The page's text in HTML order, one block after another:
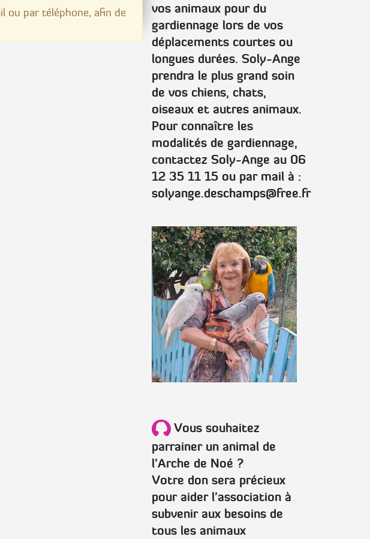
ou par téléphone, afin de
vos animaux pour du
gardiennage lors de vos
déplacements courtes ou
longues durées. Soly-Ange
prendra le plus grand soin
de vos chiens, chats,
oiseaux et autres animaux.
Pour connaître les
modalités de gardiennage,
contactez Soly-Ange au 06
12 35 11 15 ou par mail à :
solyange.deschamps@free.fr
Vous souhaitez
parrainer un animal de
l'Arche de Noé ?
Votre don sera précieux
pour aider l'association à
subvenir aux besoins de
tous les animaux